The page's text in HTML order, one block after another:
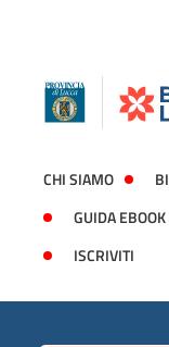
CHI SIAMO
GUIDA EBOOK
ISCRIVITI